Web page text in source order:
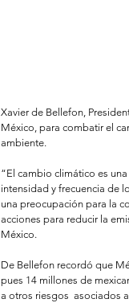
Xavier de Bellefon,
México, para combatir el
ambiente.
“El cambio climático es
intensidad y frecuencia de
una preocupación para la
acciones para reducir la
México.
De Bellefon recordó que
pues 14 millones de
a otros riesgos  asociados